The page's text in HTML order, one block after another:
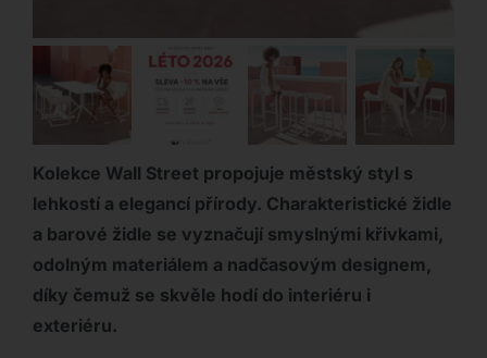
Kolekce Wall Street propojuje městský styl s
lehkostí a elegancí přírody. Charakteristické židle
a barové židle se vyznačují smyslnými křivkami,
odolným materiálem a nadčasovým designem,
díky čemuž se skvěle hodí do interiéru i
exteriéru.